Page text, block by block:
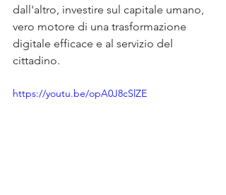
dall'altro, investire sul capitale umano,
vero motore di una trasformazione
digitale efficace e al servizio del
cittadino.
https://youtu.be/opA0J8cSlZE